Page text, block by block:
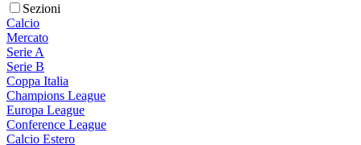
Sezioni
Calcio
Mercato
Serie A
Serie B
Coppa Italia
Champions League
Europa League
Conference League
Calcio Estero